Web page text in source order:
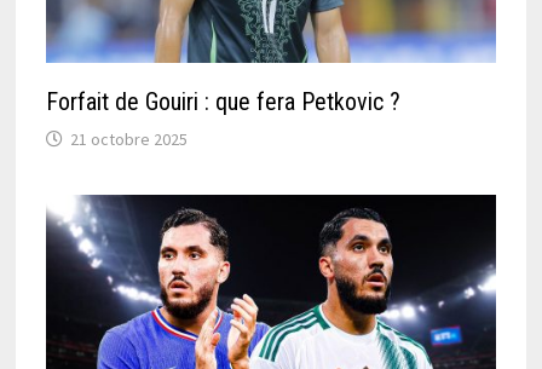
Forfait de Gouiri : que fera Petkovic ?
21 octobre 2025